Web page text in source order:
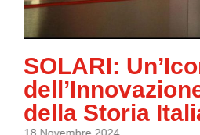
SOLARI:
della Storia